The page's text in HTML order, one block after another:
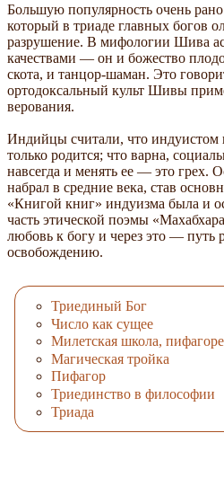
Большую популярность очень
который в триаде главных богов
разрушение. В мифологии Шива
качествами — он и божество
скота, и танцор-шаман. Это
ортодоксальный культ Шивы
верования.
Индийцы считали, что
только родится; что варна,
навсегда и менять ее — это грех.
набрал в средние века, став
«Книгой книг» индуизма была и
часть этической поэмы
любовь к богу и через это — путь
освобождению.
Триединый Бог
Число как сущее
Милетская школа,
Магическая тройка
Пифагор
Триединство в философии
Триада